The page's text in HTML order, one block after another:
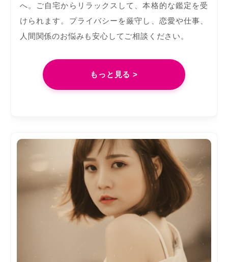
へ。ご自宅からリラックスして、本格的な鑑定を受
けられます。プライバシーを厳守し、恋愛や仕事、
人間関係のお悩みも安心してご相談ください。
もっと見る >